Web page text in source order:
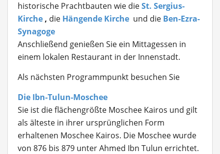
historische Prachtbauten wie dieSt. Sergius-
Kirche , die Hängende Kirche und die Ben-Ezra-
Synagoge
Anschließend genießen Sie ein Mittagessen in
einem lokalen Restaurant in der Innenstadt.
Als nächsten Programmpunkt besuchen Sie
Die Ibn-Tulun-Moschee
Sie ist die flächengrößte Moschee Kairos und gilt
als älteste in ihrer ursprünglichen Form
erhaltenen Moschee Kairos. Die Moschee wurde
von 876 bis 879 unter Ahmed Ibn Tulun errichtet.